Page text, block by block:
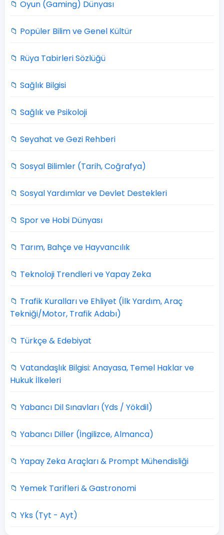
📁 Oyun (Gaming) Dünyası
📁 Popüler Bilim ve Genel Kültür
📁 Rüya Tabirleri Sözlüğü
📁 Sağlık Bilgisi
📁 Sağlık ve Psikoloji
📁 Seyahat ve Gezi Rehberi
📁 Sosyal Bilimler (Tarih, Coğrafya)
📁 Sosyal Yardımlar ve Devlet Destekleri
📁 Spor ve Hobi Dünyası
📁 Tarım, Bahçe ve Hayvancılık
📁 Teknoloji Trendleri ve Yapay Zeka
📁 Trafik Kuralları ve Ehliyet (İlk Yardım, Araç
Tekniği/Motor, Trafik Adabı)
📁 Türkçe & Edebiyat
📁 Vatandaşlık Bilgisi: Anayasa, Temel Haklar ve
Hukuk İlkeleri
📁 Yabancı Dil Sınavları (Yds / Yökdil)
📁 Yabancı Diller (İngilizce, Almanca)
📁 Yapay Zeka Araçları & Prompt Mühendisliği
📁 Yemek Tarifleri & Gastronomi
📁 Yks (Tyt - Ayt)